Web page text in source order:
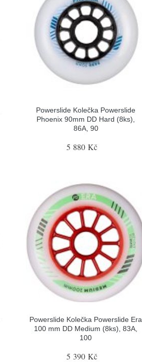
Powerslide Kolečka Powerslide
Phoenix 90mm DD Hard (8ks),
86A, 90
5 880 Kč
Powerslide Kolečka Powerslide Era
100 mm DD Medium (8ks), 83A,
100
5 390 Kč